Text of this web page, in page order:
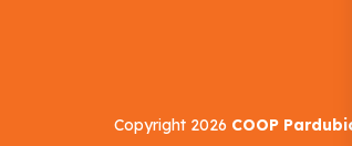
Copyright 2026 COOP